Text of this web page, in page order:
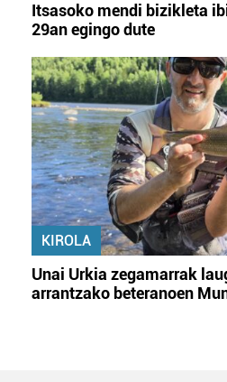
Itsasoko mendi bizikleta
29an egingo dute
KIROLA
Unai Urkia zegamarrak
arrantzako beteranoen